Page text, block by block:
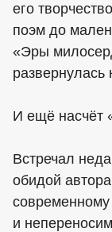
его
поэм до
«Эры
развернулась
И ещё насчёт
Встречал
обидой
и